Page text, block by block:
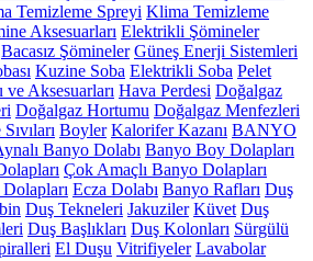
Temizleme Spreyi Klima Temizleme
Aksesuarları Elektrikli Şömineler
Bacasız Şömineler Güneş Enerji Sistemleri
Kuzine Soba Elektrikli Soba Pelet
ve Aksesuarları Hava Perdesi Doğalgaz
Doğalgaz Hortumu Doğalgaz Menfezleri
Boyler Kalorifer Kazanı BANYO
Banyo Dolabı Banyo Boy Dolapları
Çok Amaçlı Banyo Dolapları
Ecza Dolabı Banyo Rafları Duş
Duş Tekneleri Jakuziler Küvet Duş
Duş Başlıkları Duş Kolonları Sürgülü
El Duşu Vitrifiyeler Lavabolar